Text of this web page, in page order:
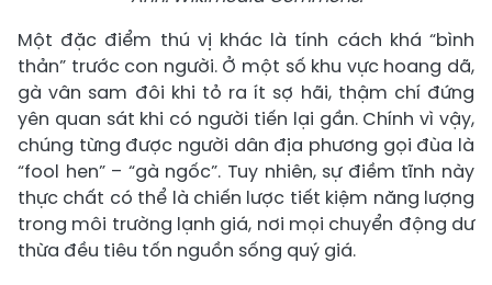
Một đặc điểm thú vị khác là tính cách khá “bình
thản” trước con người. Ở một số khu vực hoang dã,
gà vân sam đôi khi tỏ ra ít sợ hãi, thậm chí đứng
yên quan sát khi có người tiến lại gần. Chính vì vậy,
chúng từng được người dân địa phương gọi đùa là
“fool hen” – “gà ngốc”. Tuy nhiên, sự điềm tĩnh này
thực chất có thể là chiến lược tiết kiệm năng lượng
trong môi trường lạnh giá, nơi mọi chuyển động dư
thừa đều tiêu tốn nguồn sống quý giá.